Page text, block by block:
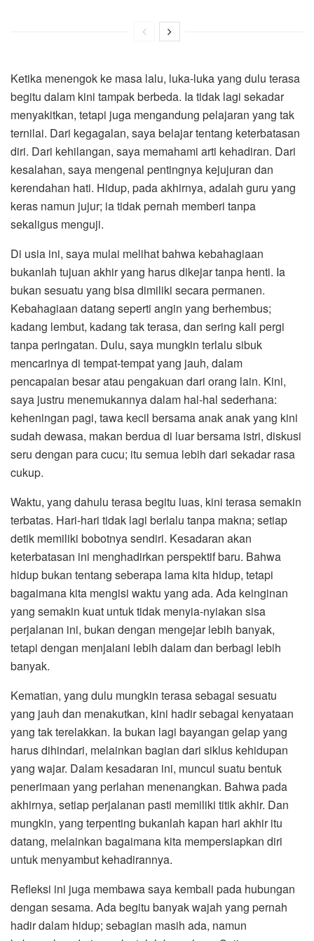
Ketika menengok ke masa lalu, luka-luka yang dulu terasa
begitu dalam kini tampak berbeda. Ia tidak lagi sekadar
menyakitkan, tetapi juga mengandung pelajaran yang tak
ternilai. Dari kegagalan, saya belajar tentang keterbatasan
diri. Dari kehilangan, saya memahami arti kehadiran. Dari
kesalahan, saya mengenal pentingnya kejujuran dan
kerendahan hati. Hidup, pada akhirnya, adalah guru yang
keras namun jujur; ia tidak pernah memberi tanpa
sekaligus menguji.
Di usia ini, saya mulai melihat bahwa kebahagiaan
bukanlah tujuan akhir yang harus dikejar tanpa henti. Ia
bukan sesuatu yang bisa dimiliki secara permanen.
Kebahagiaan datang seperti angin yang berhembus;
kadang lembut, kadang tak terasa, dan sering kali pergi
tanpa peringatan. Dulu, saya mungkin terlalu sibuk
mencarinya di tempat-tempat yang jauh, dalam
pencapaian besar atau pengakuan dari orang lain. Kini,
saya justru menemukannya dalam hal-hal sederhana:
keheningan pagi, tawa kecil bersama anak anak yang kini
sudah dewasa, makan berdua di luar bersama istri, diskusi
seru dengan para cucu; itu semua lebih dari sekadar rasa
cukup.
Waktu, yang dahulu terasa begitu luas, kini terasa semakin
terbatas. Hari-hari tidak lagi berlalu tanpa makna; setiap
detik memiliki bobotnya sendiri. Kesadaran akan
keterbatasan ini menghadirkan perspektif baru. Bahwa
hidup bukan tentang seberapa lama kita hidup, tetapi
bagaimana kita mengisi waktu yang ada. Ada keinginan
yang semakin kuat untuk tidak menyia-nyiakan sisa
perjalanan ini, bukan dengan mengejar lebih banyak,
tetapi dengan menjalani lebih dalam dan berbagi lebih
banyak.
Kematian, yang dulu mungkin terasa sebagai sesuatu
yang jauh dan menakutkan, kini hadir sebagai kenyataan
yang tak terelakkan. Ia bukan lagi bayangan gelap yang
harus dihindari, melainkan bagian dari siklus kehidupan
yang wajar. Dalam kesadaran ini, muncul suatu bentuk
penerimaan yang perlahan menenangkan. Bahwa pada
akhirnya, setiap perjalanan pasti memiliki titik akhir. Dan
mungkin, yang terpenting bukanlah kapan hari akhir itu
datang, melainkan bagaimana kita mempersiapkan diri
untuk menyambut kehadirannya.
Refleksi ini juga membawa saya kembali pada hubungan
dengan sesama. Ada begitu banyak wajah yang pernah
hadir dalam hidup; sebagian masih ada, namun